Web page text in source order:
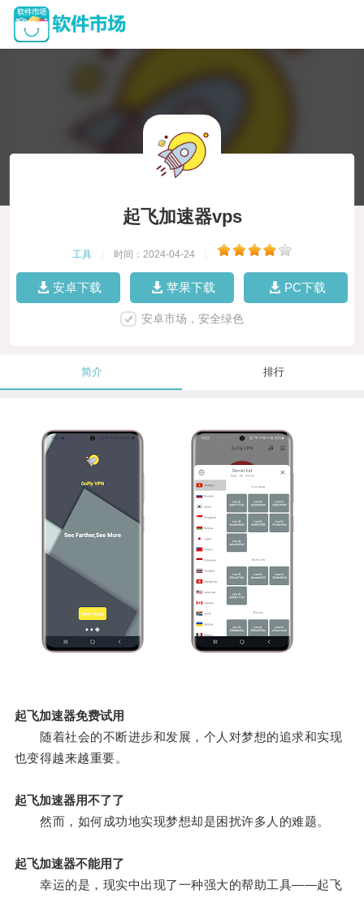
起飞加速器vps
工具 时间：2024-04-24
安卓下载 苹果下载 PC下载
安卓市场，安全绿色
简介 排行
起飞加速器免费试用
随着社会的不断进步和发展，个人对梦想的追求和实现
也变得越来越重要。
起飞加速器用不了了
然而，如何成功地实现梦想却是困扰许多人的难题。
起飞加速器不能用了
幸运的是，现实中出现了一种强大的帮助工具——起飞